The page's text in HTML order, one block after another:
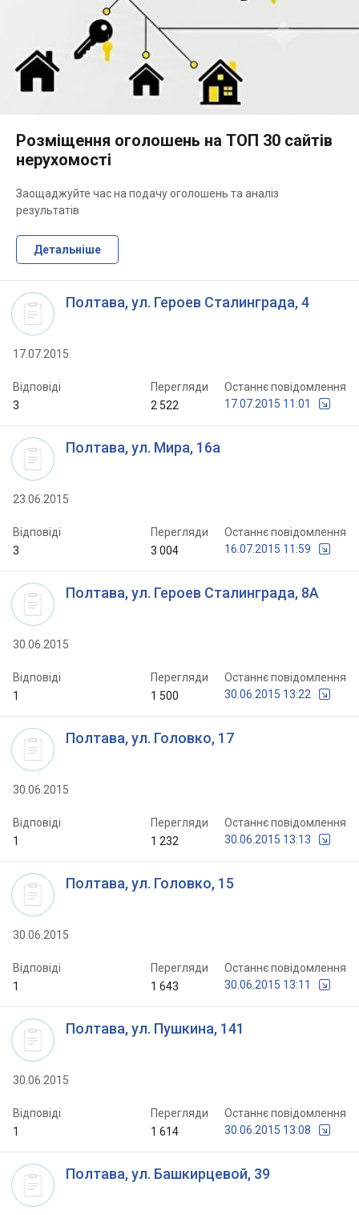
Полтава, ул. Героев Сталинграда, 4
17.07.2015
Відповіді
3
Перегляди
2 522
Останнє повідомлення
17.07.2015 11:01
Полтава, ул. Мира, 16а
23.06.2015
Відповіді
3
Перегляди
3 004
Останнє повідомлення
16.07.2015 11:59
Полтава, ул. Героев Сталинграда, 8А
30.06.2015
Відповіді
1
Перегляди
1 500
Останнє повідомлення
30.06.2015 13:22
Полтава, ул. Головко, 17
30.06.2015
Відповіді
1
Перегляди
1 232
Останнє повідомлення
30.06.2015 13:13
Полтава, ул. Головко, 15
30.06.2015
Відповіді
1
Перегляди
1 643
Останнє повідомлення
30.06.2015 13:11
Полтава, ул. Пушкина, 141
30.06.2015
Відповіді
1
Перегляди
1 614
Останнє повідомлення
30.06.2015 13:08
Полтава, ул. Башкирцевой, 39
Розміщення оголошень на ТОП 30 сайтів
нерухомості
Заощаджуйте час на подачу оголошень та аналіз
результатів
Детальніше